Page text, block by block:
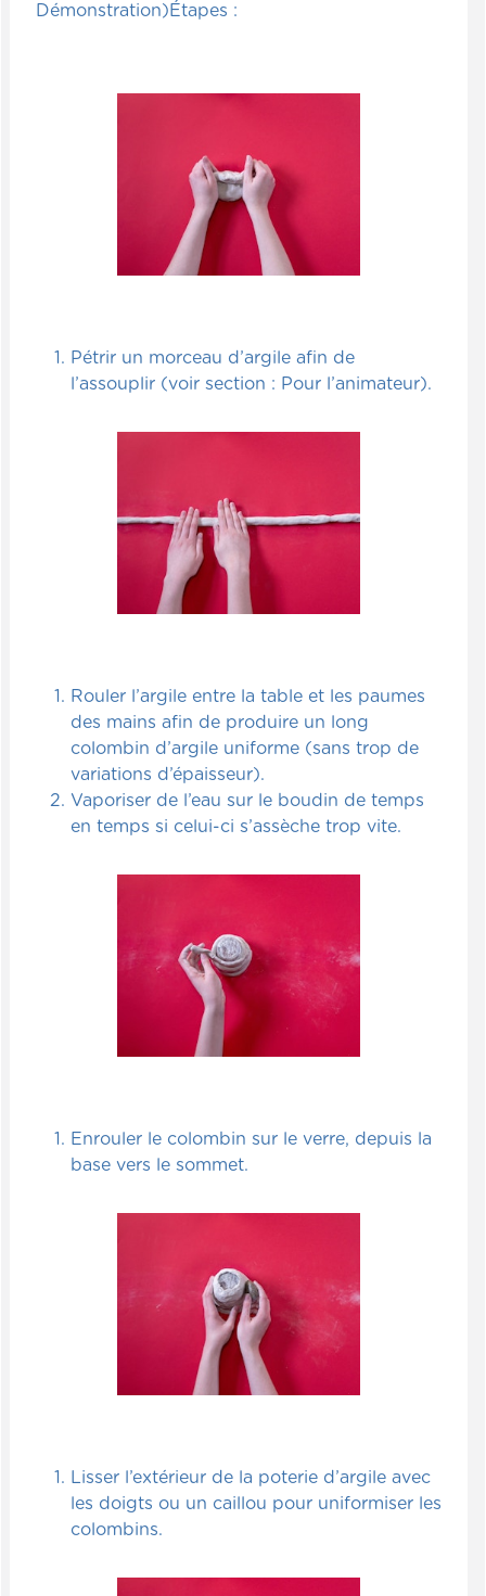
Démonstration)Étapes :
Pétrir un morceau d’argile afin de
l’assouplir (voir section : Pour l’animateur).
Rouler l’argile entre la table et les paumes
des mains afin de produire un long
colombin d’argile uniforme (sans trop de
variations d’épaisseur).
Vaporiser de l’eau sur le boudin de temps
en temps si celui-ci s’assèche trop vite.
Enrouler le colombin sur le verre, depuis la
base vers le sommet.
Lisser l’extérieur de la poterie d’argile avec
les doigts ou un caillou pour uniformiser les
colombins.